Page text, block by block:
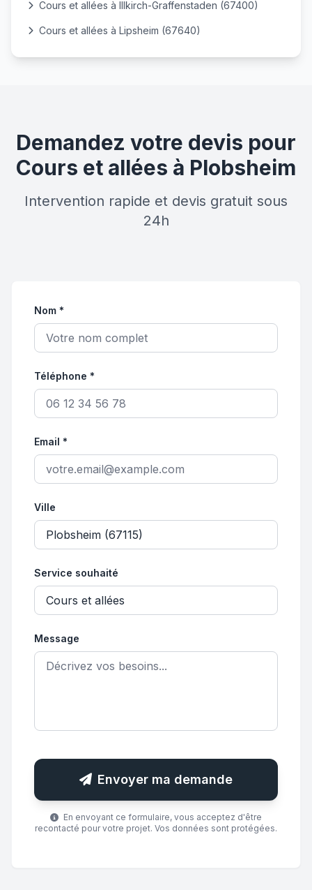
Cours et allées à Illkirch-Graffenstaden (67400)
Cours et allées à Lipsheim (67640)
Demandez votre devis pour
Cours et allées à Plobsheim
Intervention rapide et devis gratuit sous
24h
Nom *
Téléphone *
Email *
Ville
Service souhaité
Message
Envoyer ma demande
En envoyant ce formulaire, vous acceptez d'être
recontacté pour votre projet. Vos données sont protégées.